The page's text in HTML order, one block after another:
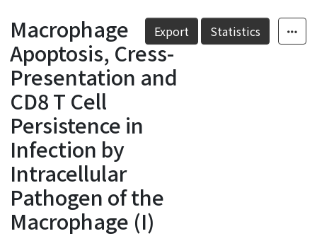
Fundings & Projects
Researchers
Organizations
Statistics
Export Statistics
Macrophage
Apoptosis, Cress-
Presentation and
CD8 T Cell
Persistence in
Infection by
Intracellular
Pathogen of the
Macrophage (I)